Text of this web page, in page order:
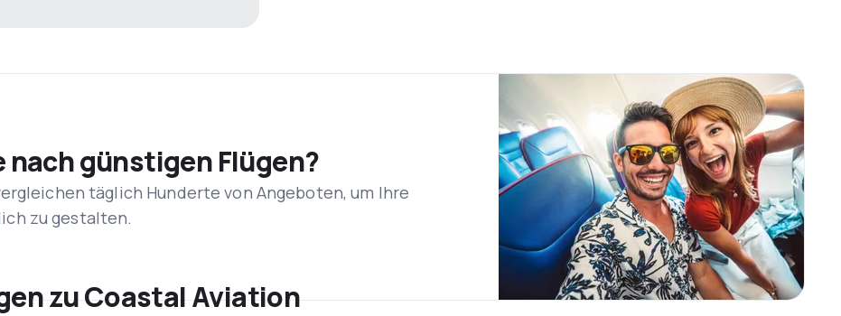
nach günstigen Flügen?
täglich Hunderte von Angeboten, um Ihre
zu gestalten.
zu Coastal Aviation